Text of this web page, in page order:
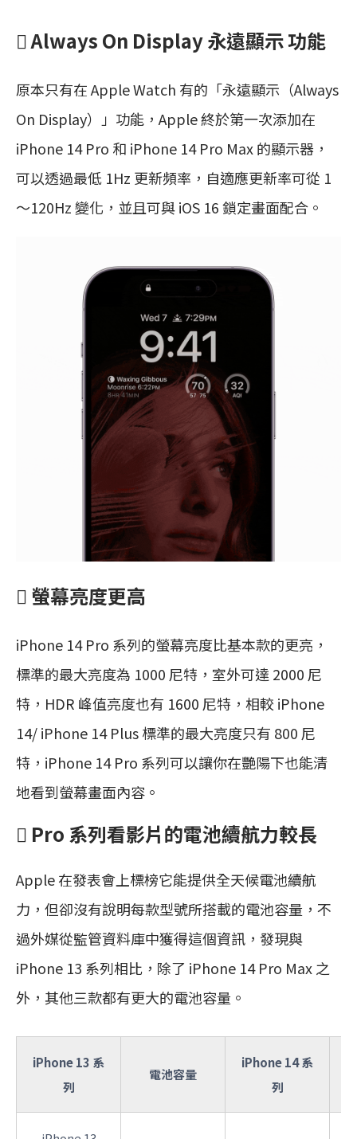
 Always On Display 永遠顯示 功能
原本只有在 Apple Watch 有的「永遠顯示（Always
On Display）」功能，Apple 終於第一次添加在
iPhone 14 Pro 和 iPhone 14 Pro Max 的顯示器，
可以透過最低 1Hz 更新頻率，自適應更新率可從 1
～120Hz 變化，並且可與 iOS 16 鎖定畫面配合。
 螢幕亮度更高
iPhone 14 Pro 系列的螢幕亮度比基本款的更亮，
標準的最大亮度為 1000 尼特，室外可達 2000 尼
特，HDR 峰值亮度也有 1600 尼特，相較 iPhone
14/ iPhone 14 Plus 標準的最大亮度只有 800 尼
特，iPhone 14 Pro 系列可以讓你在艷陽下也能清
地看到螢幕畫面內容。
 Pro 系列看影片的電池續航力較長
Apple 在發表會上標榜它能提供全天候電池續航
力，但卻沒有說明每款型號所搭載的電池容量，不
過外媒從監管資料庫中獲得這個資訊，發現與
iPhone 13 系列相比，除了 iPhone 14 Pro Max 之
外，其他三款都有更大的電池容量。
iPhone 13 系
列
電池容量
iPhone 14 系
列